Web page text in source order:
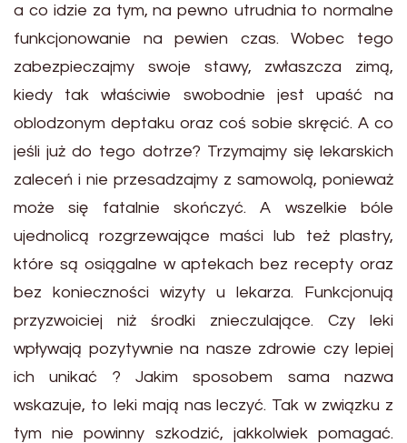
a co idzie za tym, na pewno utrudnia to normalne
funkcjonowanie na pewien czas. Wobec tego
zabezpieczajmy swoje stawy, zwłaszcza zimą,
kiedy tak właściwie swobodnie jest upaść na
oblodzonym deptaku oraz coś sobie skręcić. A co
jeśli już do tego dotrze? Trzymajmy się lekarskich
zaleceń i nie przesadzajmy z samowolą, ponieważ
może się fatalnie skończyć. A wszelkie bóle
ujednolicą rozgrzewające maści lub też plastry,
które są osiągalne w aptekach bez recepty oraz
bez konieczności wizyty u lekarza. Funkcjonują
przyzwoiciej niż środki znieczulające. Czy leki
wpływają pozytywnie na nasze zdrowie czy lepiej
ich unikać ? Jakim sposobem sama nazwa
wskazuje, to leki mają nas leczyć. Tak w związku z
tym nie powinny szkodzić, jakkolwiek pomagać.